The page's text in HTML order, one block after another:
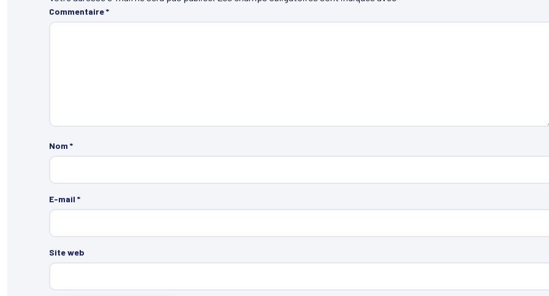
Commentaire*
Nom *
E-mail *
Site web